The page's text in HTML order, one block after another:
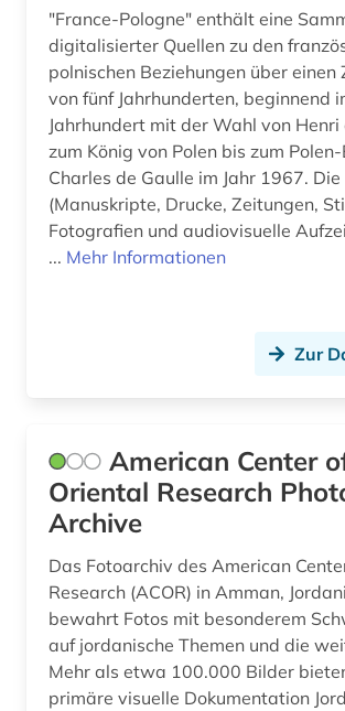
"France-Pologne" enthält eine
digitalisierter Quellen zu den
polnischen Beziehungen über einen
von fünf Jahrhunderten, beginnend
Jahrhundert mit der Wahl von Henri
zum König von Polen bis zum
Charles de Gaulle im Jahr 1967.
(Manuskripte, Drucke, Zeitungen,
Fotografien und audiovisuelle
... Mehr Informationen
Zur
American Center
Oriental Research
Archive
Das Fotoarchiv des American
Research (ACOR) in Amman,
bewahrt Fotos mit besonderem
auf jordanische Themen und die
Mehr als etwa 100.000 Bilder
primäre visuelle Dokumentation